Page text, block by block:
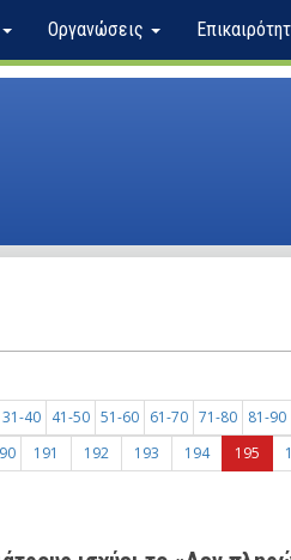
Οργανώσεις
31-40 41-50 51-60 61-70 71-80 81-90
191 192 193 194 195